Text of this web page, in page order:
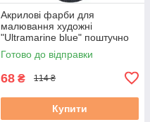
Акрилові фарби для
малювання художні
"Ultramarine blue" поштучно
75 мл.
Готово до відправки
68 ₴ 114 ₴
Купити